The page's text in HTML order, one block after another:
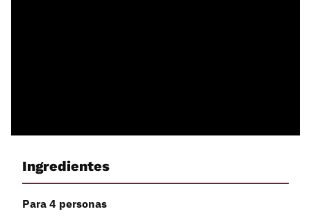
Ingredientes
Para 4 personas